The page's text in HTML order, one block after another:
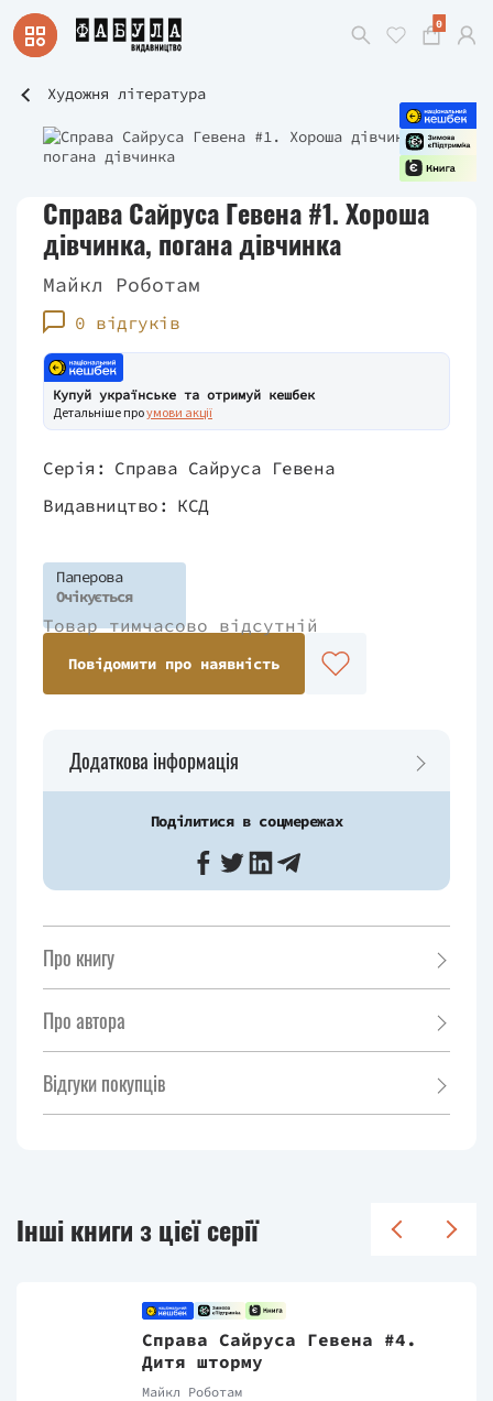
0
Художня література
Справа Сайруса Гевена #1. Хороша
дівчинка, погана дівчинка
Майкл Роботам
0 відгуків
Купуй українське та отримуй кешбек
Детальніше проумови акції
Серія: Справа Сайруса Гевена
Видавництво: КСД
Паперова
Очікується
Товар тимчасово відсутній
Повідомити про наявність
Додаткова інформація
Поділитися в соцмережах
Про книгу
Про автора
Відгуки покупців
Інші книги з цієї серії
Справа Сайруса Гевена #4.
Дитя шторму
Майкл Роботам